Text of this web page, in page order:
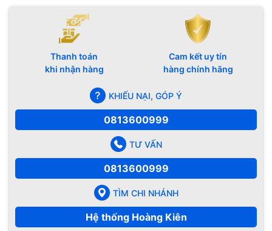
Thanh toán
khi nhận hàng
Cam kết uy tín
hàng chính hãng
KHIẾU NẠI, GÓP Ý
0813600999
TƯ VẤN
0813600999
TÌM CHI NHÁNH
Hệ thống Hoàng Kiên